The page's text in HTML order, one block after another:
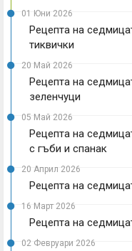
01 Юни 2026
Рецепта на
тиквички
20 Май 2026
Рецепта на
зеленчуци
05 Май 2026
Рецепта на
с гъби и спанак
20 Април 2026
Рецепта на
16 Март 2026
Рецепта на
02 Февруари 2026